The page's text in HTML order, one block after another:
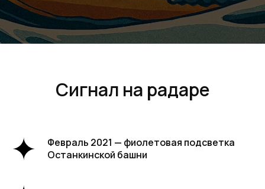
Сигнал на радаре
Февраль 2021 — фиолетовая подсветка
Останкинской башни